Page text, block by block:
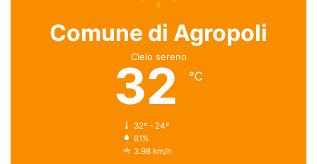
Comune di Agropoli
Cielo sereno
32 ℃
32º - 24º
61%
3.98 km/h